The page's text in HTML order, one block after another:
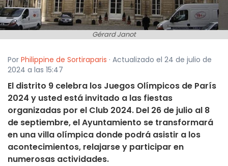
Gérard Janot
Por Philippine de Sortiraparis · Actualizado el 24 de julio de
2024 a las 15:47
El distrito 9 celebra los Juegos Olímpicos de París
2024 y usted está invitado a las fiestas
organizadas por el Club 2024. Del 26 de julio al 8
de septiembre, el Ayuntamiento se transformará
en una villa olímpica donde podrá asistir a los
acontecimientos, relajarse y participar en
numerosas actividades.